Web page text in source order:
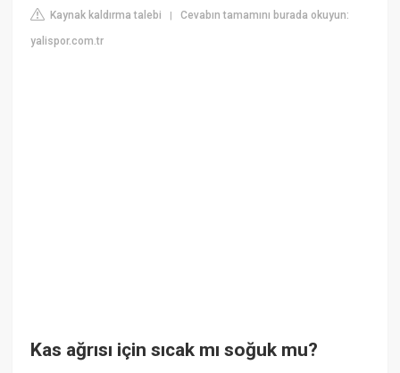
Kaynak kaldırma talebi |Cevabın tamamını burada okuyun:
yalispor.com.tr
Kas ağrısı için sıcak mı soğuk mu?